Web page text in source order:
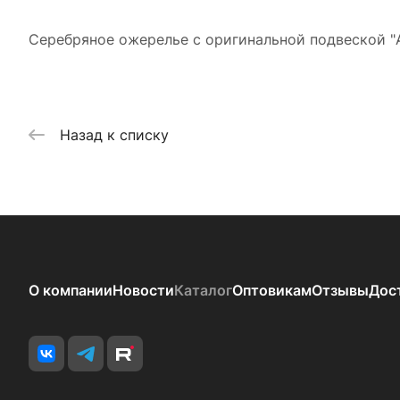
Серебряное ожерелье с оригинальной подвеской
Назад к списку
О компанииНовостиКаталогОптовикамОтзывы